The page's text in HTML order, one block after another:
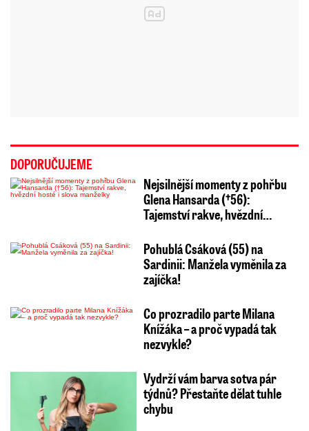
DOPORUČUJEME
Nejsilnější momenty z pohřbu
Glena Hansarda (†56):
Tajemství rakve, hvězdní…
Pohublá Csáková (55) na
Sardinii: Manžela vyměnila za
zajíčka!
Co prozradilo parte Milana
Knížáka – a proč vypadá tak
nezvykle?
Vydrží vám barva sotva pár
týdnů? Přestaňte dělat tuhle
chybu